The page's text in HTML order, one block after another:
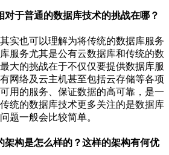
于普通的数据库技术的挑战在哪？
实也可以理解为将传统的数据库服务
服务尤其是公有云数据库和传统的数
大的挑战在于不仅仅要提供数据库服
网络及云主机甚至包括云存储等各项
用的服务、保证数据的高可靠，是一
统的数据库技术更多关注的是数据库
题一般会比较简单。
架构是怎么样的？这样的架构有何优